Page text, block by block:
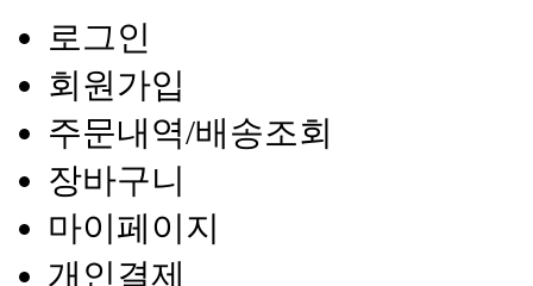
로그인
회원가입
주문내역/배송조회
장바구니
마이페이지
개인결제